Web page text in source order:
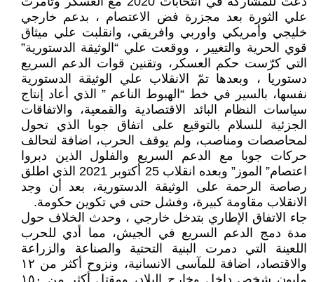
علي الثورة بعد مجزرة فض الاعتصام ، بدعم خارجي
خليجي وأمريكي واوربي وافريقي، وانقلبت علي ميثاق
قوي الحرية والتغيير ، ووقعت علي “الوثيقة الدستورية”
التي كرّست حكم العسكر، وتقنين قوات الدعم السريع
دستوريا ، وبعدها تمّ الانقلاب علي الوثيقة الدستورية
نفسها، بالسير في خط “الهبوط الناعم ” الذي أعاد إنتاج
سياسات النظام البائد الاقتصادية والقمعية، والاتفاقات
الجزئية للسلام بالتوقيع على اتفاق جوبا الذي تحول
لمحاصصات ومناصب، ولم يوقف الحرب، اضافة لتحالف
حركات جوبا مع الدعم السريع والفلول الذين دبروا
اعتصام” الموز” وبعده انقلاب 25 أكتوبر 2021 الذي اطلق
رصاصة الرحمة على الوثيقة الدستورية، بعد أن وجد
الانقلاب مقاومة كبيرة، وفشل حتى في تكوين حكومة.
جاء الاتفاق الإطاري بتدخل خارجي ، وحدث الخلاف حول
مدة دمج الدعم السريع في الجيش، مما أدي للحرب
اللعينة التي دمرت البنية التحتية والصناعة والزراعة
والاقتصاد، اضافة للمآسى الانسانية، ونزوح أكثر من ١٢